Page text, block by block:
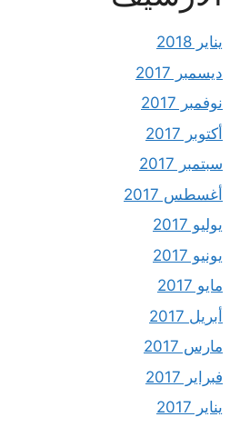
يناير 2018
ديسمبر 2017
نوفمبر 2017
أكتوبر 2017
سبتمبر 2017
أغسطس 2017
يوليو 2017
يونيو 2017
مايو 2017
أبريل 2017
مارس 2017
فبراير 2017
يناير 2017